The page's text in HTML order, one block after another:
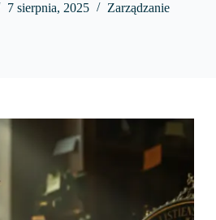
7 sierpnia, 2025 Zarządzanie